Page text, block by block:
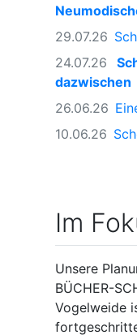
29.07.26
24.07.26
dazwischen
26.06.26
10.06.26
Im
Unsere
BÜCHER-
Vogelweide